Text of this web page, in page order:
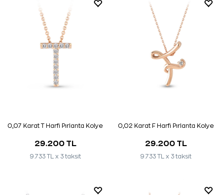
0,07 Karat T Harfi Pırlanta Kolye
29.200 TL
9.733 TL x 3 taksit
0,02 Karat F Harfi Pırlanta Kolye
29.200 TL
9.733 TL x 3 taksit